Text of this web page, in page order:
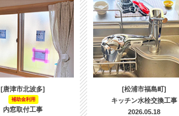
[唐津市北波多]
補助金利用
内窓取付工事
[松浦市福島町]
キッチン水栓交換工事
2026.05.18